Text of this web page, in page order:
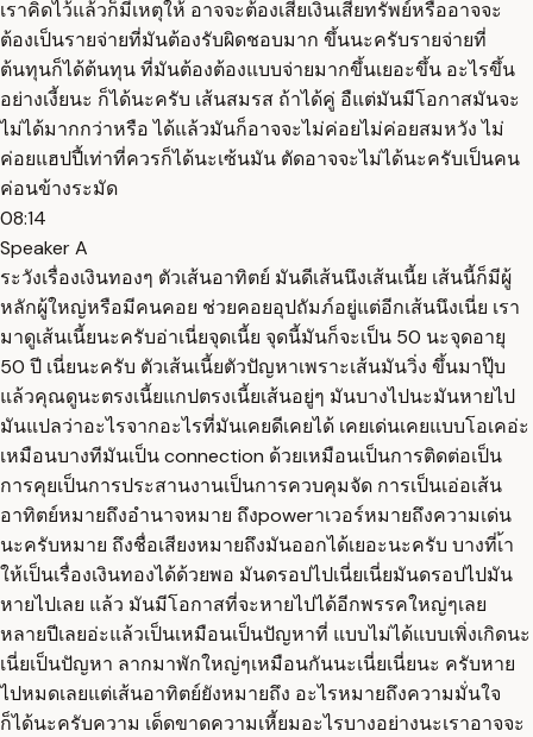
เราคิดไว้แล้วก็มีเหตุให้ อาจจะต้องเสียเงินเสียทรัพย์หรืออาจจะ
ต้องเป็นรายจ่ายที่มันต้องรับผิดชอบมาก ขึ้นนะครับรายจ่ายที่
ต้นทุนก็ได้ต้นทุน ที่มันต้องต้องแบบจ่ายมากขึ้นเยอะขึ้น อะไรขึ้น
อย่างเงี้ยนะ ก็ได้นะครับ เส้นสมรส ถ้าได้คู่ อืแต่มันมีโอกาสมันจะ
ไม่ได้มากกว่าหรือ ได้แล้วมันก็อาจจะไม่ค่อยไม่ค่อยสมหวัง ไม่
ค่อยแฮปปี้เท่าที่ควรก็ได้นะเซ้นมัน ตัดอาจจะไม่ได้นะครับเป็นคน
ค่อนข้างระมัด
08:14
Speaker A
ระวังเรื่องเงินทองๆ ตัวเส้นอาทิตย์ มันดีเส้นนึงเส้นเนี้ย เส้นนี้ก็มีผู้
หลักผู้ใหญ่หรือมีคนคอย ช่วยคอยอุปถัมภ์อยู่แต่อีกเส้นนึงเนี่ย เรา
มาดูเส้นเนี้ยนะครับอ่าเนี่ยจุดเนี้ย จุดนี้มันก็จะเป็น 50 นะจุดอายุ
50 ปี เนี่ยนะครับ ตัวเส้นเนี้ยตัวปัญหาเพราะเส้นมันวิ่ง ขึ้นมาปุ๊บ
แล้วคุณดูนะตรงเนี้ยแกปตรงเนี้ยเส้นอยู่ๆ มันบางไปนะมันหายไป
มันแปลว่าอะไรจากอะไรที่มันเคยดีเคยได้ เคยเด่นเคยแบบโอเคอ่ะ
เหมือนบางทีมันเป็น connection ด้วยเหมือนเป็นการติดต่อเป็น
การคุยเป็นการประสานงานเป็นการควบคุมจัด การเป็นเอ่อเส้น
อาทิตย์หมายถึงอำนาจหมาย ถึงpowerาเวอร์หมายถึงความเด่น
นะครับหมาย ถึงชื่อเสียงหมายถึงมันออกได้เยอะนะครับ บางที่เ้า
ให้เป็นเรื่องเงินทองได้ด้วยพอ มันดรอปไปเนี่ยเนี่ยมันดรอปไปมัน
หายไปเลย แล้ว มันมีโอกาสที่จะหายไปได้อีกพรรคใหญ่ๆเลย
หลายปีเลยอ่ะแล้วเป็นเหมือนเป็นปัญหาที่ แบบไม่ได้แบบเพิ่งเกิดนะ
เนี่ยเป็นปัญหา ลากมาพักใหญ่ๆเหมือนกันนะเนี่ยเนี่ยนะ ครับหาย
ไปหมดเลยแต่เส้นอาทิตย์ยังหมายถึง อะไรหมายถึงความมั่นใจ
ก็ได้นะครับความ เด็ดขาดความเหี้ยมอะไรบางอย่างนะเราอาจจะ